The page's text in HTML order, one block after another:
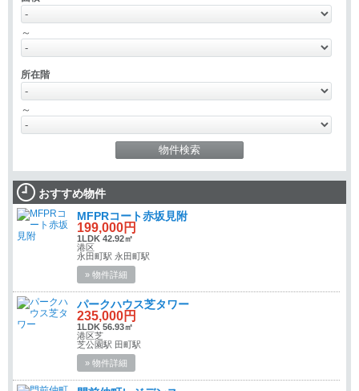
～
所在階
～
おすすめ物件
MFPRコート赤坂見附
199,000円
1LDK 42.92㎡
港区
永田町駅 永田町駅
» 物件詳細
パークハウス芝タワー
235,000円
1LDK 56.93㎡
港区芝
芝公園駅 田町駅
» 物件詳細